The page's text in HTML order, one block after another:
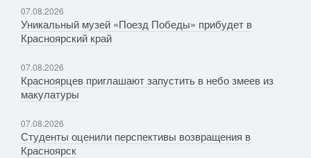
07.08.2026
Уникальный музей «Поезд Победы» прибудет в
Красноярский край
07.08.2026
Красноярцев приглашают запустить в небо змеев из
макулатуры
07.08.2026
Студенты оценили перспективы возвращения в
Красноярск